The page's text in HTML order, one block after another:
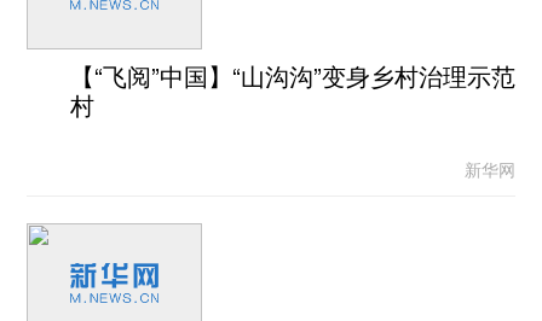
【“飞阅”中国】“山沟沟”变身乡村治理示范
村
新华网